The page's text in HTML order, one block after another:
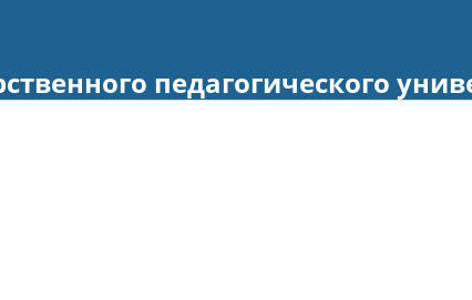
педагогического